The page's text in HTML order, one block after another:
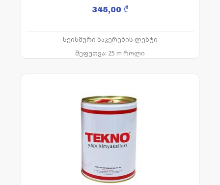
345,00 ₾
სეისმური ნაკერების ლენტი
შეფუთვა: 25 m როლი